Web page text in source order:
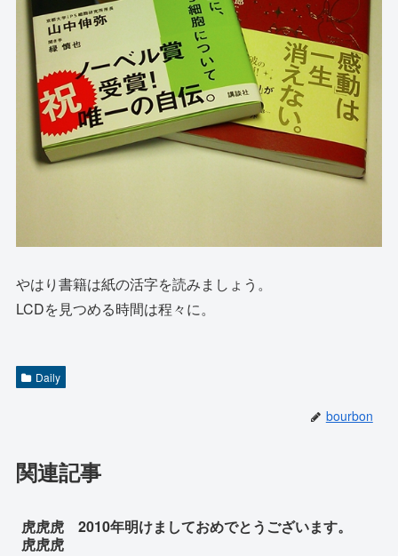
やはり書籍は紙の活字を読みましょう。
LCDを見つめる時間は程々に。
Daily
bourbon
関連記事
虎虎虎 2010年明けましておめでとうございます。
虎虎虎